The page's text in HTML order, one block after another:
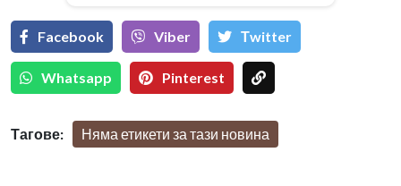
Facebook Viber Тwitter
Whatsapp Pinterest
Тагове: Няма етикети за тази новина